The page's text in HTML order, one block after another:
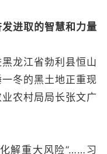
进取的智慧和力量
龙江省勃利县恒山
冬的黑土地正重现
农村局局长张文广
解重大风险”……习